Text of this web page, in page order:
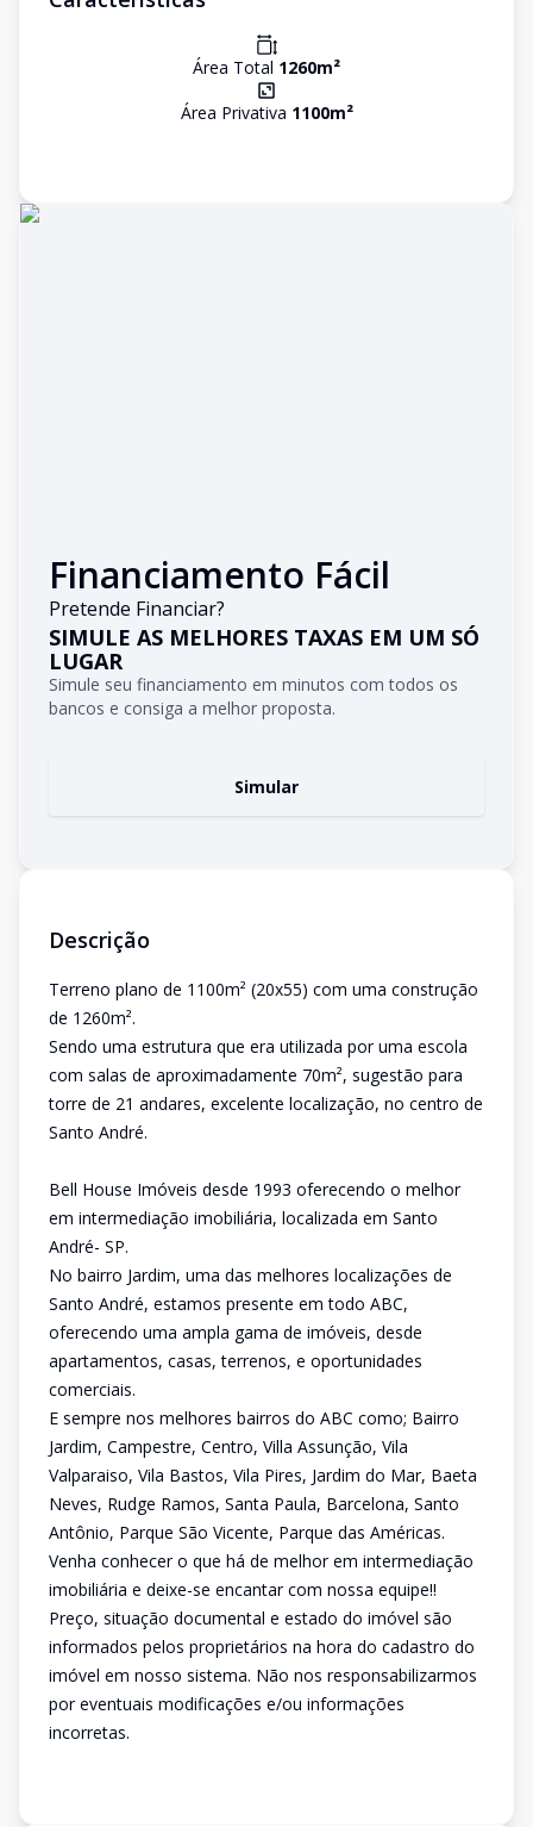
Área Total 1260m²
Área Privativa 1100m²
Financiamento Fácil
Pretende Financiar?
SIMULE AS MELHORES TAXAS EM UM SÓ
LUGAR
Simule seu financiamento em minutos com todos os
bancos e consiga a melhor proposta.
Simular
Descrição
Terreno plano de 1100m² (20x55) com uma construção
de 1260m².
Sendo uma estrutura que era utilizada por uma escola
com salas de aproximadamente 70m², sugestão para
torre de 21 andares, excelente localização, no centro de
Santo André.
Bell House Imóveis desde 1993 oferecendo o melhor
em intermediação imobiliária, localizada em Santo
André- SP.
No bairro Jardim, uma das melhores localizações de
Santo André, estamos presente em todo ABC,
oferecendo uma ampla gama de imóveis, desde
apartamentos, casas, terrenos, e oportunidades
comerciais.
E sempre nos melhores bairros do ABC como; Bairro
Jardim, Campestre, Centro, Villa Assunção, Vila
Valparaiso, Vila Bastos, Vila Pires, Jardim do Mar, Baeta
Neves, Rudge Ramos, Santa Paula, Barcelona, Santo
Antônio, Parque São Vicente, Parque das Américas.
Venha conhecer o que há de melhor em intermediação
imobiliária e deixe-se encantar com nossa equipe!!
Preço, situação documental e estado do imóvel são
informados pelos proprietários na hora do cadastro do
imóvel em nosso sistema. Não nos responsabilizarmos
por eventuais modificações e/ou informações
incorretas.